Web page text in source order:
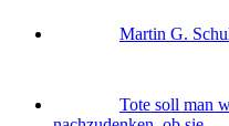
Martin G.
Tote soll man